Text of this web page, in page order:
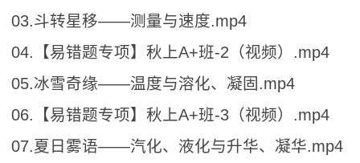
03.斗转星移——测量与速度.mp4
04.【易错题专项】秋上A+班-2（视频）.mp4
05.冰雪奇缘——温度与溶化、凝固.mp4
06.【易错题专项】秋上A+班-3（视频）.mp4
07.夏日雾语——汽化、液化与升华、凝华.mp4